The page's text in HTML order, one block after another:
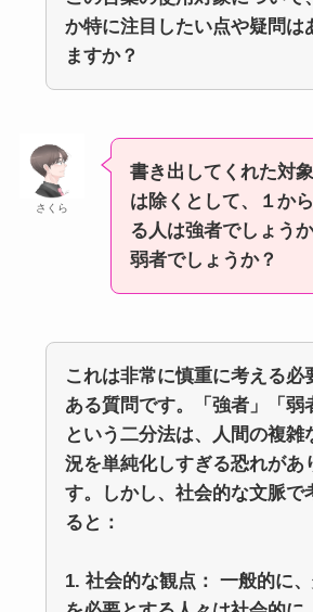
か特に注目したい点や疑問は
ますか？
さくら
書き出してくれた対
は除くとして、１か
る人は強者でしょう
弱者でしょうか？
これは非常に慎重に考える必
ある質問です。「強者」「弱
という二分法は、人間の複雑
況を単純化しすぎる恐れがあ
す。しかし、社会的な文脈で
ると：
1. 社会的な観点： 一般的に